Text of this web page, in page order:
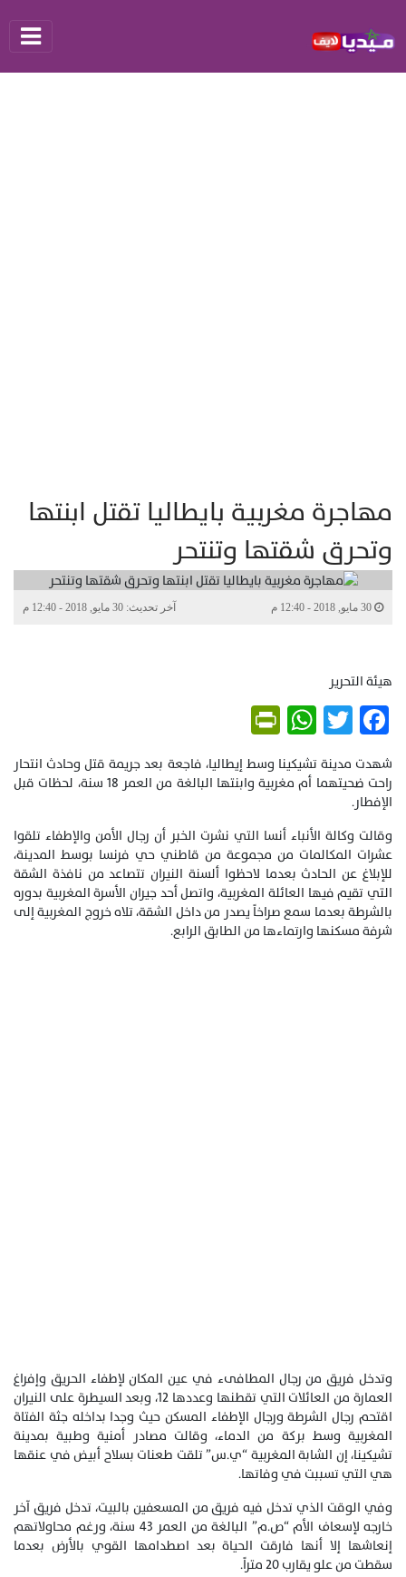
مهاجرة مغربية بايطاليا تقتل ابنتها
وتحرق شقتها وتنتحر
آخر تحديث: 30 مايو, 2018 - 12:40 م
هيئة التحرير
Facebook
Twitter
WhatsApp
شهدت مدينة تشيكينا وسط إيطاليا، فاجعة بعد جريمة قتل وحادث انتحار
راحت ضحيتهما أم مغربية وابنتها البالغة من العمر 18 سنة، لحظات قبل
الإفطار.
وقالت وكالة الأنباء أنسا التي نشرت الخبر أن رجال الأمن والإطفاء تلقوا
عشرات المكالمات من مجموعة من قاطني حي فرنسا بوسط المدينة،
للإبلاغ عن الحادث بعدما لاحظوا ألسنة النيران تتصاعد من نافذة الشقة
التي تقيم فيها العائلة المغربية، واتصل أحد جيران الأسرة المغربية بدوره
بالشرطة بعدما سمع صراخاً يصدر من داخل الشقة، تلاه خروج المغربية إلى
شرفة مسكنها وارتماءها من الطابق الرابع.
وتدخل فريق من رجال المطافىء في عين المكان لإطفاء الحريق وإفراغ
العمارة من العائلات التي تقطنها وعددها 12، وبعد السيطرة على النيران
اقتحم رجال الشرطة ورجال الإطفاء المسكن حيث وجدا بداخله جثة الفتاة
المغربية وسط بركة من الدماء، وقالت مصادر أمنية وطبية بمدينة
تشيكينا، إن الشابة المغربية “ي.س” تلقت طعنات بسلاح أبيض في عنقها
هي التي تسببت في وفاتها.
وفي الوقت الذي تدخل فيه فريق من المسعفين بالبيت، تدخل فريق آخر
خارجه لإسعاف الأم “ص.م” البالغة من العمر 43 سنة، ورغم محاولاتهم
إنعاشها إلا أنها فارقت الحياة بعد اصطدامها القوي بالأرض بعدما
سقطت من علو يقارب 20 متراً.